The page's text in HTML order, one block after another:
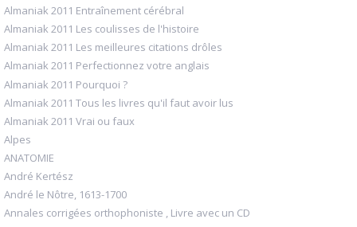
Almaniak 2011 Entraînement cérébral
Almaniak 2011 Les coulisses de l'histoire
Almaniak 2011 Les meilleures citations drôles
Almaniak 2011 Perfectionnez votre anglais
Almaniak 2011 Pourquoi ?
Almaniak 2011 Tous les livres qu'il faut avoir lus
Almaniak 2011 Vrai ou faux
Alpes
ANATOMIE
André Kertész
André le Nôtre, 1613-1700
Annales corrigées orthophoniste , Livre avec un CD